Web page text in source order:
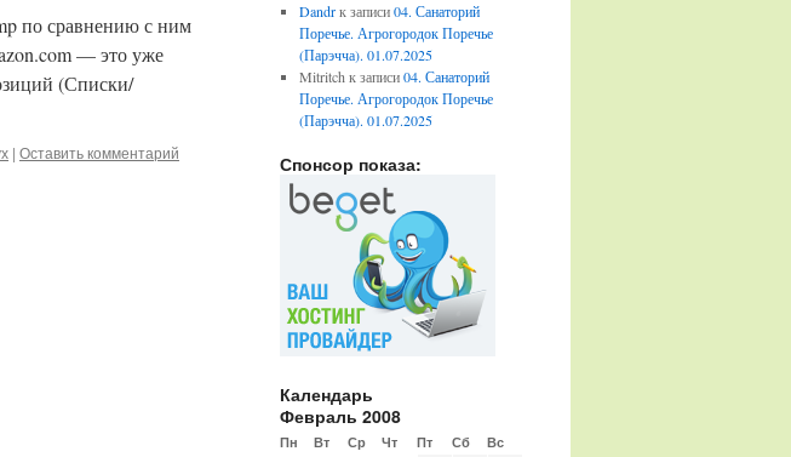
по сравнению с ним
— это уже
(Списки/
| Оставить комментарий
Dandrк записи04. Санаторий
Поречье. Агрогородок Поречье
(Парэчча). 01.07.2025
Mitritch к записи04. Санаторий
Поречье. Агрогородок Поречье
(Парэчча). 01.07.2025
Спонсор показа:
Календарь
Февраль 2008
Пн Вт Ср Чт Пт Сб Вс